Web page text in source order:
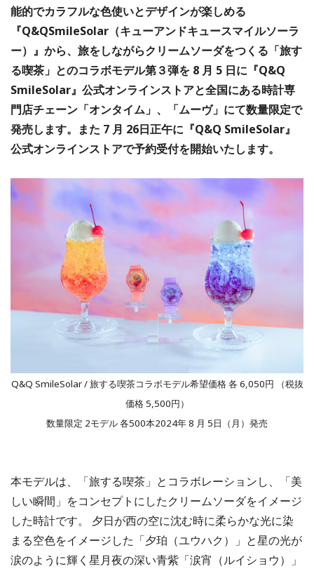
能的でカラフルな⾊使いとデザインが楽しめる
『Q&QSmileSolar（キューアンドキュースマイルソーラ
ー）』から、旅をしながらクリームソーダをつくる「旅す
る喫茶」とのコラボモデル第３弾を 8 ⽉ 5 ⽇に『Q&Q
SmileSolar』公式オンラインストアと全国にある時計専
⾨店チェーン「オンタイム」、「ムーヴ」にて数量限定で
発売します。また 7 ⽉ 26⽇正午に『Q&Q SmileSolar』
公式オンラインストアで予約受付を開始いたします。
Q&Q SmileSolar / 旅する喫茶コラボモデル希望価格 各 6,050円 （税抜
価格 5,500円）
数量限定 2モデル 各500本2024年 8 ⽉ 5⽇（⽉）発売
本モデルは、「旅する喫茶」とコラボレーションし、「美
しい瞬間」をコンセプトにしたクリームソーダをイメージ
した時計です。 ⼣⽇が⻄の空に沈む時に柔らかな光に染
まる空⾊をイメージした「⼣珀（ユウハク）」と星の光が
涙のように輝く星⽉夜の深い⻘紫「涙宵（ルイショウ）」